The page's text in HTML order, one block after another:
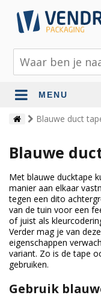
MENU
Beschermingsmateriaal
Jute en lopers
Papier en karton
Tape en stickers
Verhuismaterialen
Duurzame
Blauwe duct
Blauwe
Met blauwe ducktape
manier aan elkaar
tegen een dito
van de tuin voor een
of juist als
Verder mag je van
eigenschappen
variant. Zo is de tape
gebruiken.
Gebruik